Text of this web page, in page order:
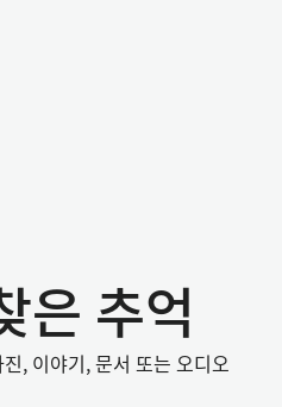
은 추억
, 이야기, 문서 또는 오디오